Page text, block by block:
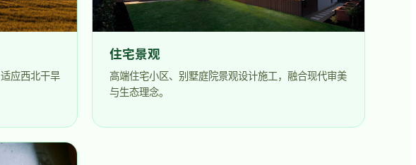
应西北干旱
住宅景观
高端住宅小区、别墅庭院景观设计施工，融合现代审美
与生态理念。